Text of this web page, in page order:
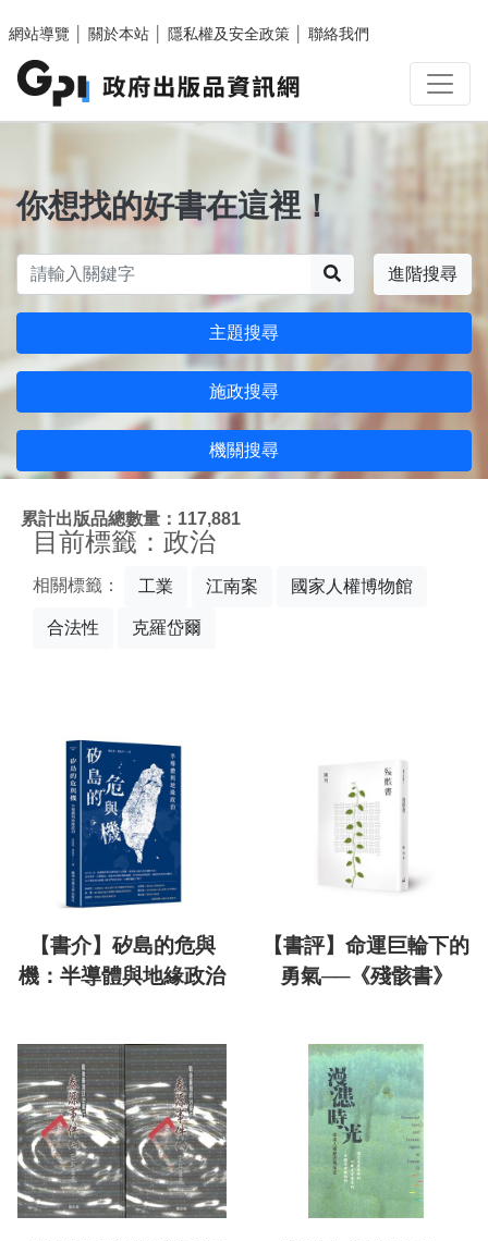
網站導覽
關於本站 隱私權及安全政策 聯絡我們
你想找的好書在這裡！
進階搜尋
主題搜尋
施政搜尋
機關搜尋
累計出版品總數量：117,881
目前標籤：政治
相關標籤： 工業 江南案 國家人權博物館
合法性 克羅岱爾
【書介】矽島的危與
機：半導體與地緣政治
【書評】命運巨輪下的
勇氣──《殘骸書》